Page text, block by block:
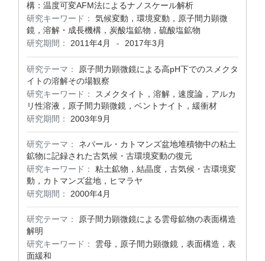
構：温度可変AFM法によるナノスケール解析
研究キーワード：
気候変動，環境変動，原子間力顕微
鏡，溶解・成長機構，炭酸塩鉱物，硫酸塩鉱物
研究期間：
2011年4月 - 2017年3月
研究テーマ：
原子間力顕微鏡による高pH下でのスメクタ
イトの溶解その場観察
研究キーワード：
スメクタイト，溶解，速度論，アルカ
リ性溶液，原子間力顕微鏡，ベントナイト，緩衝材
研究期間：
2003年9月
研究テーマ：
ネパール・カトマンズ盆地堆積物中の粘土
鉱物に記録された古気候・古環境変動の復元
研究キーワード：
粘土鉱物，結晶度，古気候・古環境変
動，カトマンズ盆地，ヒマラヤ
研究期間：
2000年4月
研究テーマ：
原子間力顕微鏡による雲母鉱物の表面構造
解明
研究キーワード：
雲母，原子間力顕微鏡，表面構造，表
面緩和